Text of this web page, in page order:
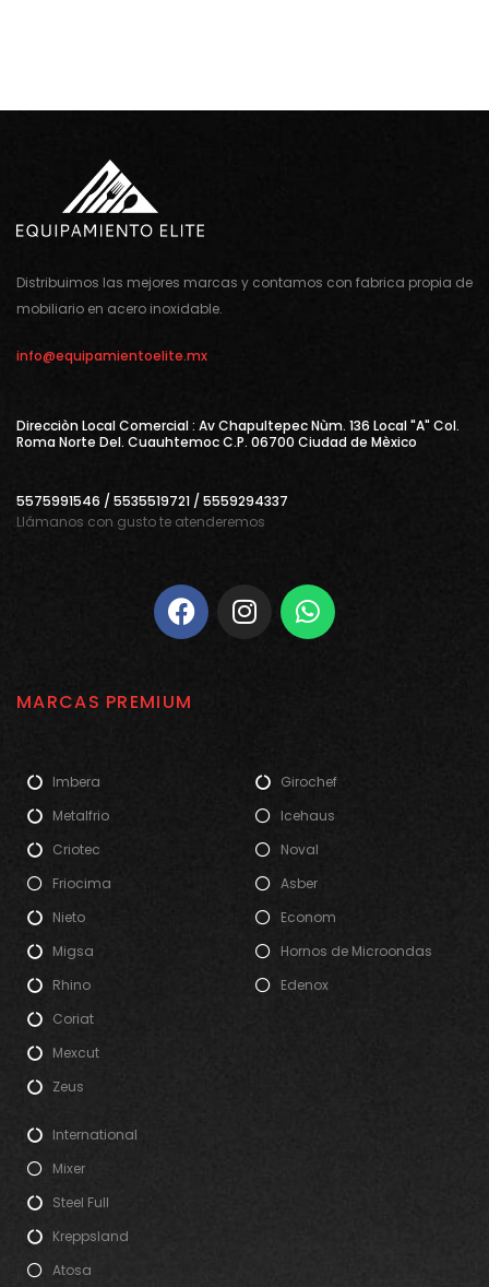
Distribuimos las mejores marcas y contamos con fabrica propia de
mobiliario en acero inoxidable.
info@equipamientoelite.mx
Direcciòn Local Comercial : Av Chapultepec Nùm. 136 Local "A" Col.
Roma Norte Del. Cuauhtemoc C.P. 06700 Ciudad de Mèxico
5575991546 / 5535519721 / 5559294337
Llámanos con gusto te atenderemos
MARCAS PREMIUM
Imbera
Metalfrio
Criotec
Friocima
Nieto
Migsa
Rhino
Coriat
Mexcut
Zeus
Girochef
Icehaus
Noval
Asber
Econom
Hornos de Microondas
Edenox
International
Mixer
Steel Full
Kreppsland
Atosa